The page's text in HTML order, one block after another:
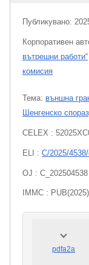
Публикувано:
Корпоративен
вътрешни работи“
комисия
Тема: външна
Шенгенско
CELEX :
ELI : C/2025/
OJ : C_202504538
IMMC :
pdfa2a